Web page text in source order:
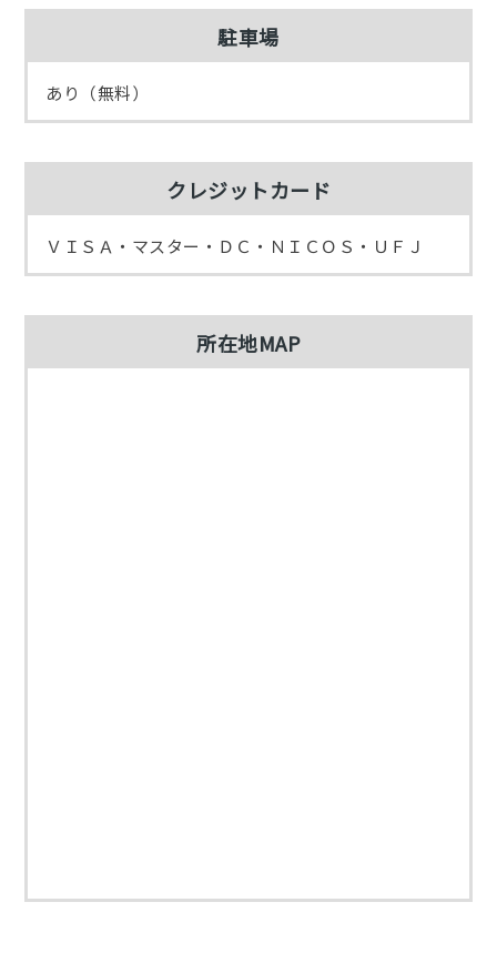
駐車場
あり（無料）
クレジットカード
ＶＩＳＡ・マスター・ＤＣ・ＮＩＣＯＳ・ＵＦＪ
所在地MAP